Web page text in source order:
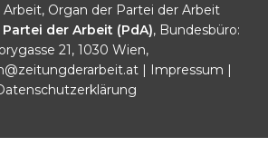
Organ der Partei der Arbeit
Partei der Arbeit (PdA), Bundesbüro:
21, 1030 Wien,
| Impressum |